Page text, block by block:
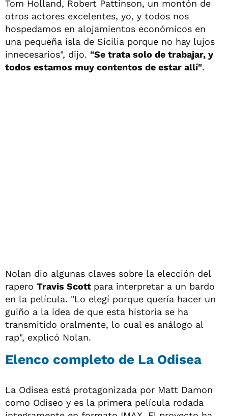
Tom Holland, Robert Pattinson, un montón de
otros actores excelentes, yo, y todos nos
hospedamos en alojamientos económicos en
una pequeña isla de Sicilia porque no hay lujos
innecesarios", dijo. "Se trata solo de trabajar, y
todos estamos muy contentos de estar allí".
Nolan dio algunas claves sobre la elección del
rapero Travis Scott para interpretar a un bardo
en la película. "Lo elegí porque quería hacer un
guiño a la idea de que esta historia se ha
transmitido oralmente, lo cual es análogo al
rap", explicó Nolan.
Elenco completo de La Odisea
La Odisea está protagonizada por Matt Damon
como Odiseo y es la primera película rodada